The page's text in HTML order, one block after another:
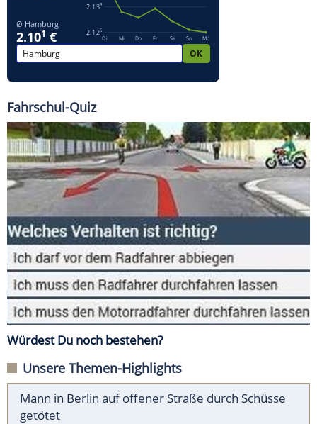
Fahrschul-Quiz
Würdest Du noch bestehen?
Unsere Themen-Highlights
Mann in Berlin auf offener Straße durch Schüsse
getötet